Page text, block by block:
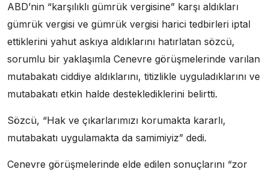
ABD’nin “karşılıklı gümrük vergisine” karşı aldıkları
gümrük vergisi ve gümrük vergisi harici tedbirleri iptal
ettiklerini yahut askıya aldıklarını hatırlatan sözcü,
sorumlu bir yaklaşımla Cenevre görüşmelerinde varılan
mutabakatı ciddiye aldıklarını, titizlikle uyguladıklarını ve
mutabakatı etkin halde desteklediklerini belirtti.
Sözcü, “Hak ve çıkarlarımızı korumakta kararlı,
mutabakatı uygulamakta da samimiyiz” dedi.
Cenevre görüşmelerinde elde edilen sonuçlarını “zor